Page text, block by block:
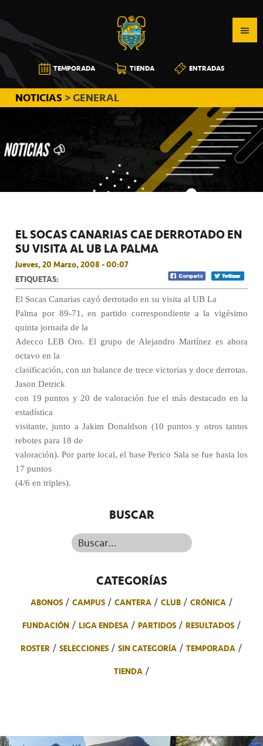
a
la
navegación
principal
al
contenido
principal
a
la
barra
lateral
principal
CB
CANARIAS
TEMPORADA TIENDA ENTRADAS
NOTICIAS > GENERAL
EL SOCAS CANARIAS CAE DERROTADO EN
SU VISITA AL UB LA PALMA
Jueves, 20 Marzo, 2008 - 00:07
ETIQUETAS:
El Socas Canarias cayó derrotado en su visita al UB La
Palma por 89-71, en partido correspondiente a la vigésimo
quinta jornada de la
Adecco LEB Oro. El grupo de Alejandro Martínez es ahora
octavo en la
clasificación, con un balance de trece victorias y doce derrotas.
Jason Detrick
con 19 puntos y 20 de valoración fue el más destacado en la
estadística
visitante, junto a Jakim Donaldson (10 puntos y otros tantos
rebotes para 18 de
valoración). Por parte local, el base Perico Sala se fue hasta los
17 puntos
(4/6 en triples).
BUSCAR
Buscar...
CATEGORÍAS
ABONOS CAMPUS CANTERA CLUB
CRÓNICA
FUNDACIÓN
LIGA ENDESA PARTIDOS
RESULTADOS
ROSTER
SELECCIONES SIN CATEGORÍA
TEMPORADA
TIENDA